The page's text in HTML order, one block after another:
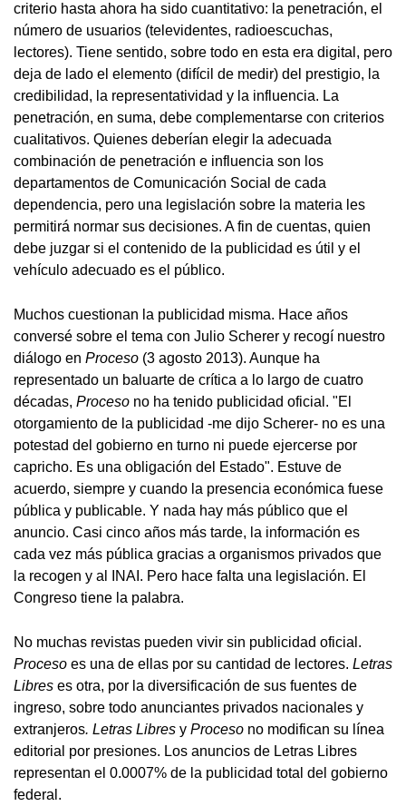
criterio hasta ahora ha sido cuantitativo: la penetración, el
número de usuarios (televidentes, radioescuchas,
lectores). Tiene sentido, sobre todo en esta era digital, pero
deja de lado el elemento (difícil de medir) del prestigio, la
credibilidad, la representatividad y la influencia. La
penetración, en suma, debe complementarse con criterios
cualitativos. Quienes deberían elegir la adecuada
combinación de penetración e influencia son los
departamentos de Comunicación Social de cada
dependencia, pero una legislación sobre la materia les
permitirá normar sus decisiones. A fin de cuentas, quien
debe juzgar si el contenido de la publicidad es útil y el
vehículo adecuado es el público.
Muchos cuestionan la publicidad misma. Hace años
conversé sobre el tema con Julio Scherer y recogí nuestro
diálogo en Proceso (3 agosto 2013). Aunque ha
representado un baluarte de crítica a lo largo de cuatro
décadas, Proceso no ha tenido publicidad oficial. "El
otorgamiento de la publicidad -me dijo Scherer- no es una
potestad del gobierno en turno ni puede ejercerse por
capricho. Es una obligación del Estado". Estuve de
acuerdo, siempre y cuando la presencia económica fuese
pública y publicable. Y nada hay más público que el
anuncio. Casi cinco años más tarde, la información es
cada vez más pública gracias a organismos privados que
la recogen y al INAI. Pero hace falta una legislación. El
Congreso tiene la palabra.
No muchas revistas pueden vivir sin publicidad oficial.
Proceso es una de ellas por su cantidad de lectores. Letras
Libres es otra, por la diversificación de sus fuentes de
ingreso, sobre todo anunciantes privados nacionales y
extranjeros. Letras Libres y Proceso no modifican su línea
editorial por presiones. Los anuncios de Letras Libres
representan el 0.0007% de la publicidad total del gobierno
federal.